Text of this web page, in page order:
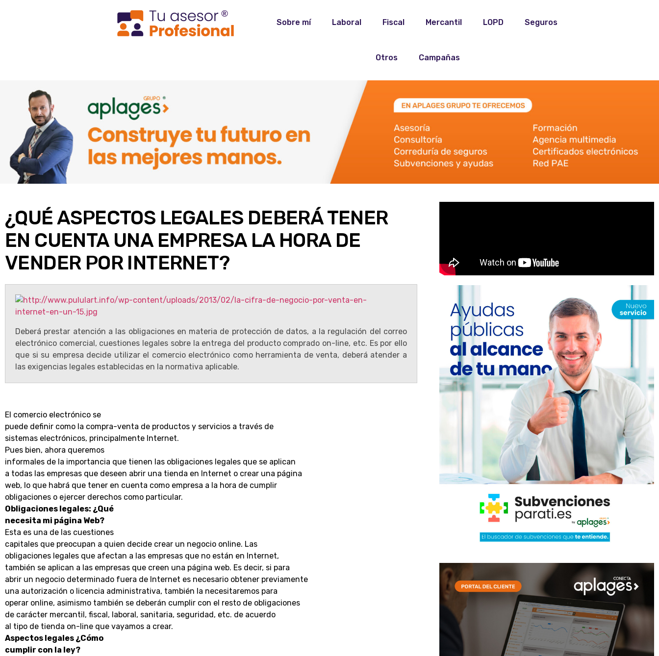
Sobre mí Laboral Fiscal Mercantil LOPD Seguros
Otros Campañas
¿QUÉ ASPECTOS LEGALES DEBERÁ TENER
EN CUENTA UNA EMPRESA LA HORA DE
VENDER POR INTERNET?
Deberá prestar atención a las obligaciones en materia de protección de datos, a la regulación del correo
electrónico comercial, cuestiones legales sobre la entrega del producto comprado on-line, etc. Es por ello
que si su empresa decide utilizar el comercio electrónico como herramienta de venta, deberá atender a
las exigencias legales establecidas en la normativa aplicable.
El comercio electrónico se
puede definir como la compra-venta de productos y servicios a través de
sistemas electrónicos, principalmente Internet.
Pues bien, ahora queremos
informales de la importancia que tienen las obligaciones legales que se aplican
a todas las empresas que deseen abrir una tienda en Internet o crear una página
web, lo que habrá que tener en cuenta como empresa a la hora de cumplir
obligaciones o ejercer derechos como particular.
Obligaciones legales: ¿Qué
necesita mi página Web?
Esta es una de las cuestiones
capitales que preocupan a quien decide crear un negocio online. Las
obligaciones legales que afectan a las empresas que no están en Internet,
también se aplican a las empresas que creen una página web. Es decir, si para
abrir un negocio determinado fuera de Internet es necesario obtener previamente
una autorización o licencia administrativa, también la necesitaremos para
operar online, asimismo también se deberán cumplir con el resto de obligaciones
de carácter mercantil, fiscal, laboral, sanitaria, seguridad, etc. de acuerdo
al tipo de tienda on-line que vayamos a crear.
Aspectos legales ¿Cómo
cumplir con la ley?